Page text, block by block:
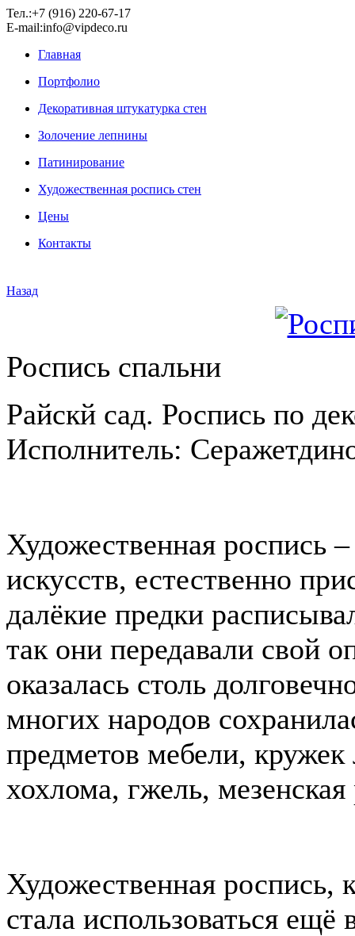
Тел.:+7 (916) 220-67-17
E-mail:info@vipdeco.ru
Главная
Портфолио
Декоративная штукатурка стен
Золочение лепнины
Патинирование
Художественная роспись стен
Цены
Контакты
Назад
Роспись спальни
Райскй сад. Роспись по
Исполнитель:
Художественная роспись
искусств, естественно
далёкие предки
так они передавали свой
оказалась столь
многих народов
предметов мебели,
хохлома, гжель,
Художественная роспись,
стала использоваться